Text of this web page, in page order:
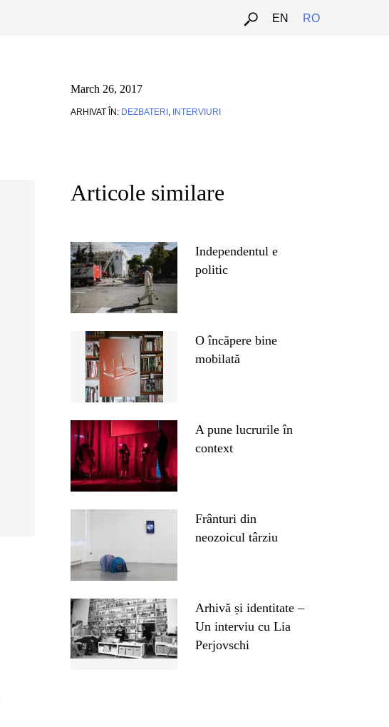
EN RO
March 26, 2017
ARHIVAT ÎN: DEZBATERI , INTERVIURI
Articole similare
Independentul e
politic
O încăpere bine
mobilată
A pune lucrurile în
context
Frânturi din
neozoicul târziu
Arhivă și identitate –
Un interviu cu Lia
Perjovschi